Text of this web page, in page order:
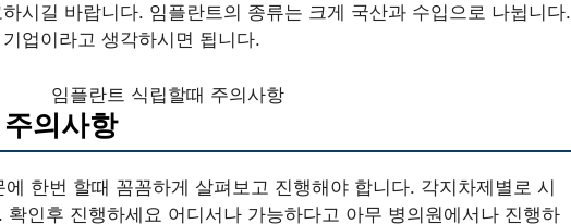
시길 바랍니다. 임플란트의 종류는 크게 국산과 수입으로 나뉩니다.
업이라고 생각하시면 됩니다.
임플란트 식립할때 주의사항
의사항
한번 할때 꼼꼼하게 살펴보고 진행해야 합니다. 각지차제별로 시
인후 진행하세요 어디서나 가능하다고 아무 병의원에서나 진행하